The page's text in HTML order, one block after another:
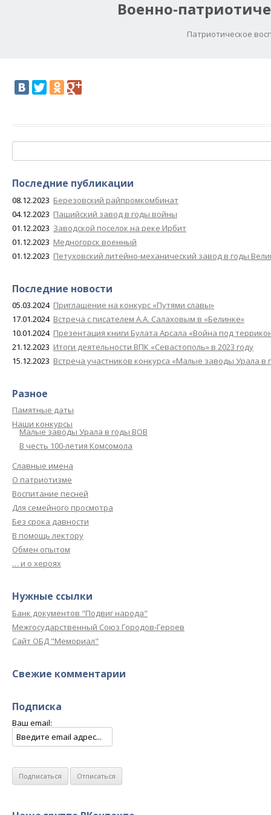
Военно-
Патриотическое
Последние публикации
08.12.2023 Березовский райпромкомбинат
04.12.2023 Пашийский завод в годы войны
01.12.2023 Заводской поселок на реке Ирбит
01.12.2023 Медногорск военный
01.12.2023 Петуховский литейно-механический завод в годы
Последние новости
05.03.2024 Приглашение на конкурс «Путями славы»
17.01.2024 Встреча с писателем А.А. Салаховым в «Белинке»
10.01.2024 Презентация книги Булата Арсала «Война под
21.12.2023 Итоги деятельности ВПК «Севастополь» в 2023 году
15.12.2023 Встреча участников конкурса «Малые заводы Урала в
Разное
Памятные даты
Наши конкурсы
Малые заводы Урала в годы ВОВ
В честь 100-летия Комсомола
Славные имена
О патриотизме
Воспитание песней
Для семейного просмотра
Без срока давности
В помощь лектору
Обмен опытом
… и о хероях
Нужные ссылки
Банк документов "Подвиг народа"
Межгосударственный Союз Городов-Героев
Сайт ОБД "Мемориал"
Свежие комментарии
Подписка
Ваш email: